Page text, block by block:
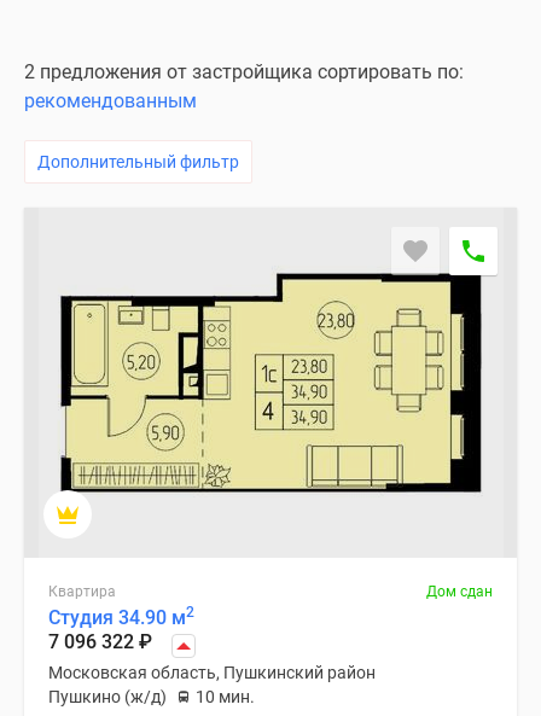
2 предложения от застройщика сортировать по:
рекомендованным
Дополнительный фильтр
Квартира Дом сдан
Студия 34.90 м2
7 096 322 ₽
Московская область, Пушкинский район
Пушкино (ж/д)
10 мин.